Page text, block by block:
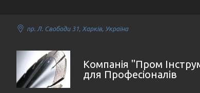
пр. Л. Свободи 31, Харків, Україна
Компанія "Пром
для Професіоналів